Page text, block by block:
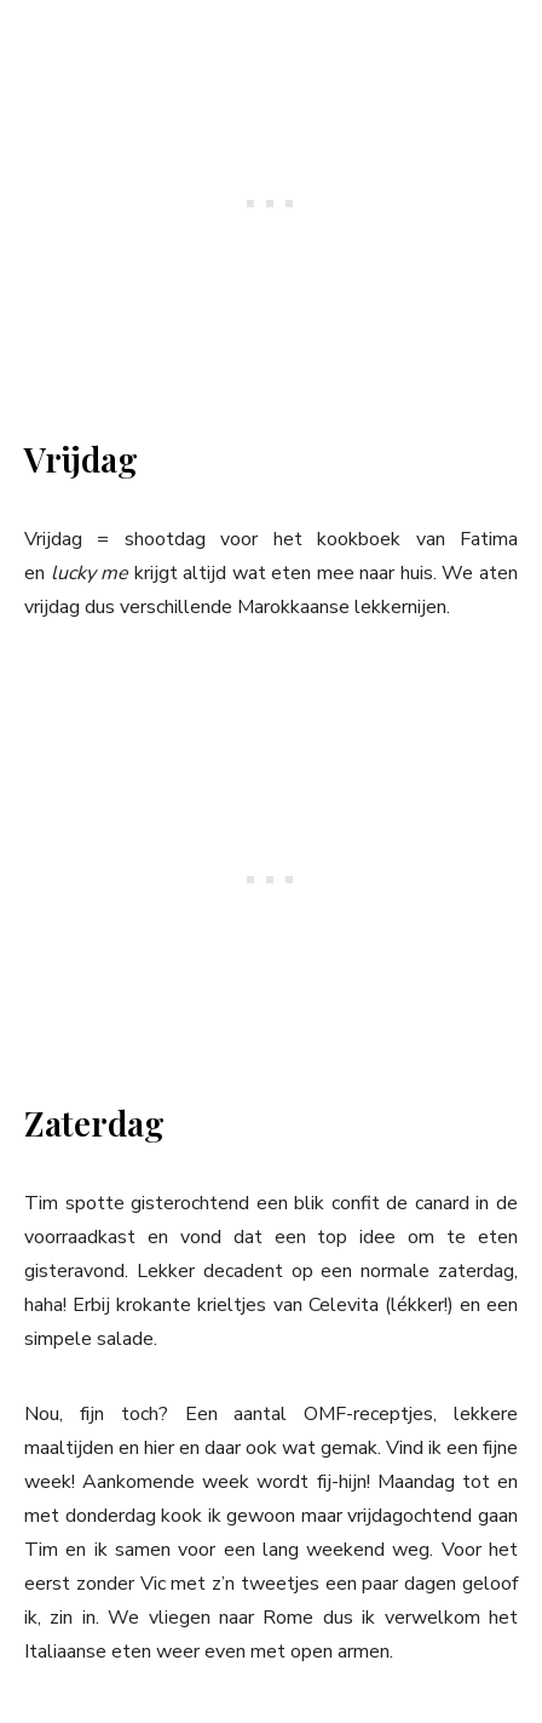
Vrijdag
Vrijdag = shootdag voor het kookboek van Fatima
en lucky me krijgt altijd wat eten mee naar huis. We aten
vrijdag dus verschillende Marokkaanse lekkernijen.
Zaterdag
Tim spotte gisterochtend een blik confit de canard in de
voorraadkast en vond dat een top idee om te eten
gisteravond. Lekker decadent op een normale zaterdag,
haha! Erbij krokante krieltjes van Celevita (lékker!) en een
simpele salade.
Nou, fijn toch? Een aantal OMF-receptjes, lekkere
maaltijden en hier en daar ook wat gemak. Vind ik een fijne
week! Aankomende week wordt fij-hijn! Maandag tot en
met donderdag kook ik gewoon maar vrijdagochtend gaan
Tim en ik samen voor een lang weekend weg. Voor het
eerst zonder Vic met z’n tweetjes een paar dagen geloof
ik, zin in. We vliegen naar Rome dus ik verwelkom het
Italiaanse eten weer even met open armen.